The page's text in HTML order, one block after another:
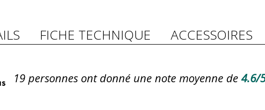
FICHE TECHNIQUE ACCESSOIRES
19 personnes ont donné une note moyenne de 4.6/